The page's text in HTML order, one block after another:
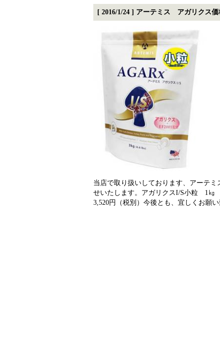
[ 2016/1/24 ] アーテミス アガリクス
当店で取り扱いしております、アーテ
せいたします。 アガリクスI/S小粒 1
3,520円（税別） 今後とも、宜しくお願